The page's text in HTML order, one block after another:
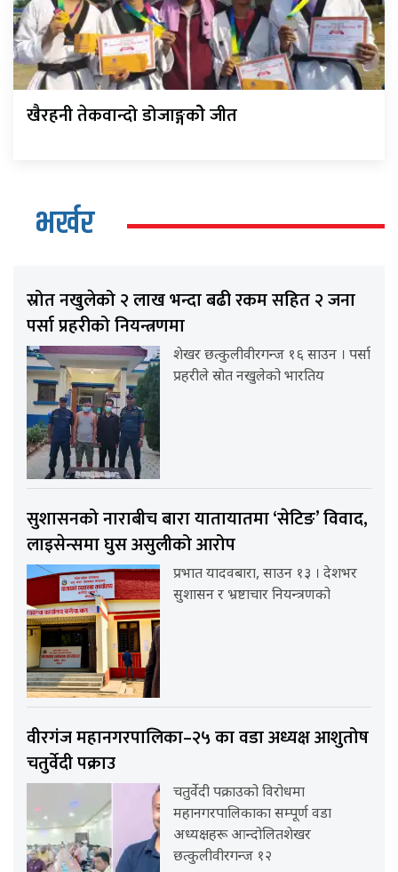
खैरहनी तेकवान्दो डोजाङ्गकोे जीत
भर्खर
स्रोत नखुलेको २ लाख भन्दा बढी रकम सहित २ जना
पर्सा प्रहरीको नियन्त्रणमा
शेखर छत्कुलीवीरगन्ज १६ साउन । पर्सा
प्रहरीले स्रोत नखुलेको भारतिय
सुशासनको नाराबीच बारा यातायातमा ‘सेटिङ’ विवाद,
लाइसेन्समा घुस असुलीको आरोप
प्रभात यादवबारा, साउन १३ । देशभर
सुशासन र भ्रष्टाचार नियन्त्रणको
वीरगंज महानगरपालिका–२५ का वडा अध्यक्ष आशुतोष
चतुर्वेदी पक्राउ
चतुर्वेदी पक्राउको विरोधमा
महानगरपालिकाका सम्पूर्ण वडा
अध्यक्षहरू आन्दोलितशेखर
छत्कुलीवीरगन्ज १२